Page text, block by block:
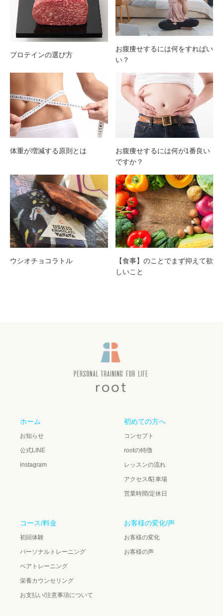
プロテインの選び方
お腹痩せするには何をすればい
い？
体重が増減する原則とは
お腹痩せするには何が1番良い
ですか？
ウシオチョコラトル
【食事】のことでまず抑えて欲
しいこと
ホーム
お知らせ
公式LINE
instagram
初めての方へ
コンセプト
rootの特徴
レッスンの流れ
アクセス/駐車場
営業時間/定休日
コース/料金
初回体験
パーソナルトレーニング
ペアトレーニング
栄養カウンセリング
お支払い/注意事項について
お客様の変化/声
お客様の変化
お客様の声